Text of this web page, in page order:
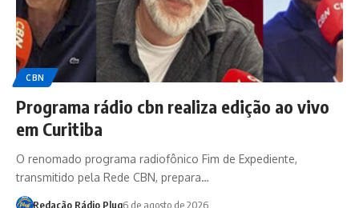
CBN
Programa rádio cbn realiza edição ao vivo
em Curitiba
O renomado programa radiofônico Fim de Expediente,
transmitido pela Rede CBN, prepara…
Redação Rádio Plug6 de agosto de 2026